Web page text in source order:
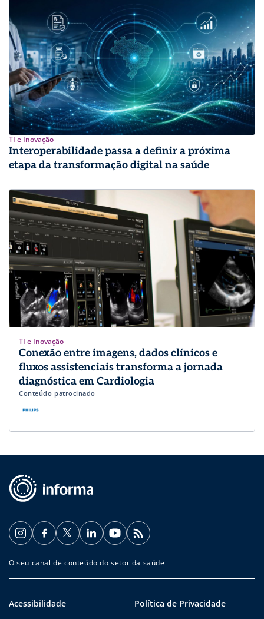
TI e Inovação
Interoperabilidade passa a definir a próxima
etapa da transformação digital na saúde
TI e Inovação
Conexão entre imagens, dados clínicos e
fluxos assistenciais transforma a jornada
diagnóstica em Cardiologia
Conteúdo patrocinado
O seu canal de conteúdo do setor da saúde
Acessibilidade Política de Privacidade